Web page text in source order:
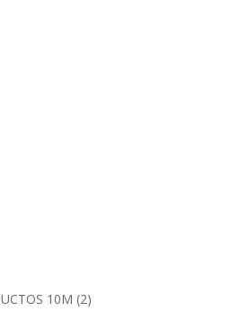
10M (2)